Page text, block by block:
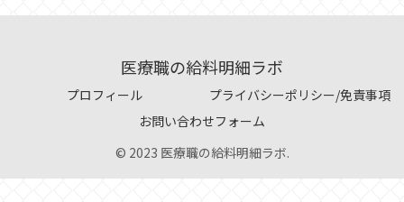
医療職の給料明細ラボ
プロフィール
プライバシーポリシー/免責事項
お問い合わせフォーム
© 2023 医療職の給料明細ラボ.